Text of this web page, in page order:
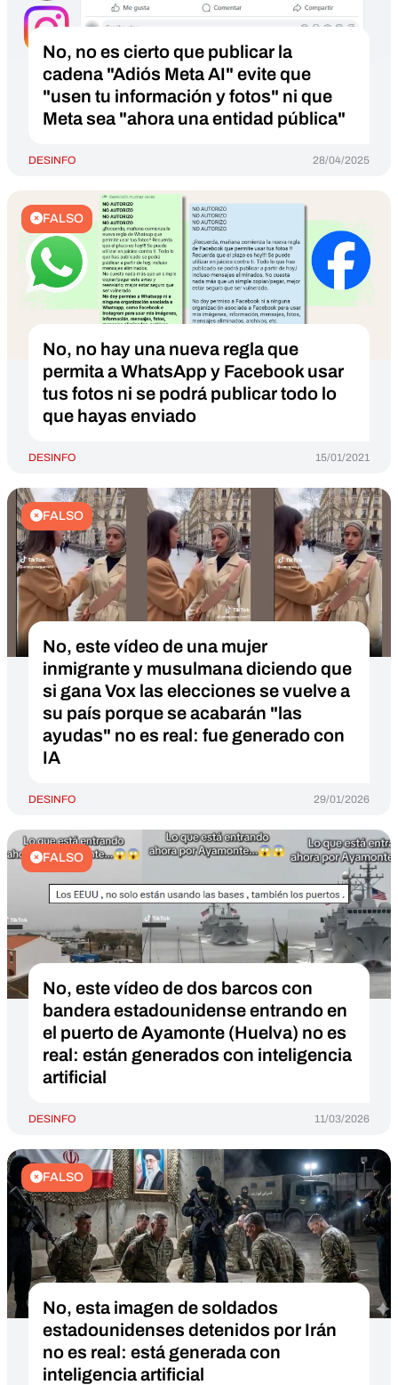
No, no es cierto que publicar la
cadena "Adiós Meta AI" evite que
"usen tu información y fotos" ni que
Meta sea "ahora una entidad pública"
DESINFO 28/04/2025
FALSO
No, no hay una nueva regla que
permita a WhatsApp y Facebook usar
tus fotos ni se podrá publicar todo lo
que hayas enviado
DESINFO 15/01/2021
FALSO
No, este vídeo de una mujer
inmigrante y musulmana diciendo que
si gana Vox las elecciones se vuelve a
su país porque se acabarán "las
ayudas" no es real: fue generado con
IA
DESINFO 29/01/2026
FALSO
No, este vídeo de dos barcos con
bandera estadounidense entrando en
el puerto de Ayamonte (Huelva) no es
real: están generados con inteligencia
artificial
DESINFO 11/03/2026
FALSO
No, esta imagen de soldados
estadounidenses detenidos por Irán
no es real: está generada con
inteligencia artificial